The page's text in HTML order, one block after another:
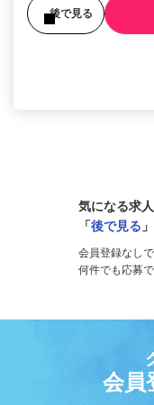
後で見る
気になる求
「後で見る
会員登録なしで
何件でも応募で
会員